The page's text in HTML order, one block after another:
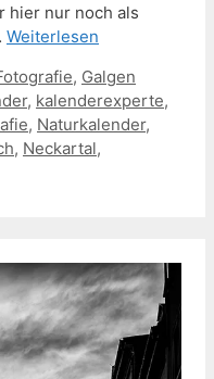
hier nur noch als
Weiterlesen
, Galgen
, kalenderexperte,
, Naturkalender,
, Neckartal,